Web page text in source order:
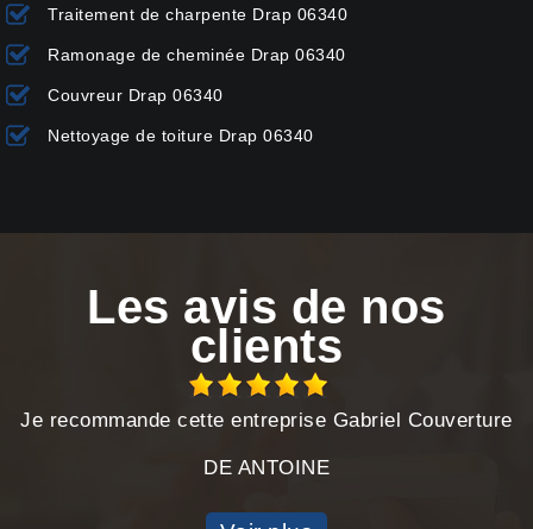
Traitement de charpente Drap 06340
Ramonage de cheminée Drap 06340
Couvreur Drap 06340
Nettoyage de toiture Drap 06340
Les avis de nos
clients
Je recommande cette entreprise Gabriel Couverture
DE ANTOINE